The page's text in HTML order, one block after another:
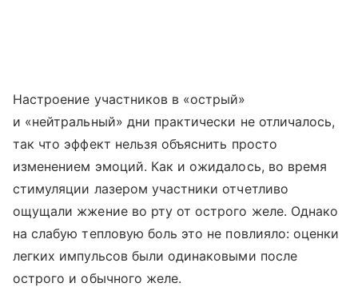
Настроение участников в «острый»
и «нейтральный» дни практически не отличалось,
так что эффект нельзя объяснить просто
изменением эмоций. Как и ожидалось, во время
стимуляции лазером участники отчетливо
ощущали жжение во рту от острого желе. Однако
на слабую тепловую боль это не повлияло: оценки
легких импульсов были одинаковыми после
острого и обычного желе.